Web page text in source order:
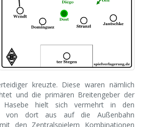
kreuzte. Diese waren nämlich
und die primären Breitengeber der
Hasebe hielt sich vermehrt in den
von dort aus auf die Außenbahn
den Zentralspielern Kombinationen